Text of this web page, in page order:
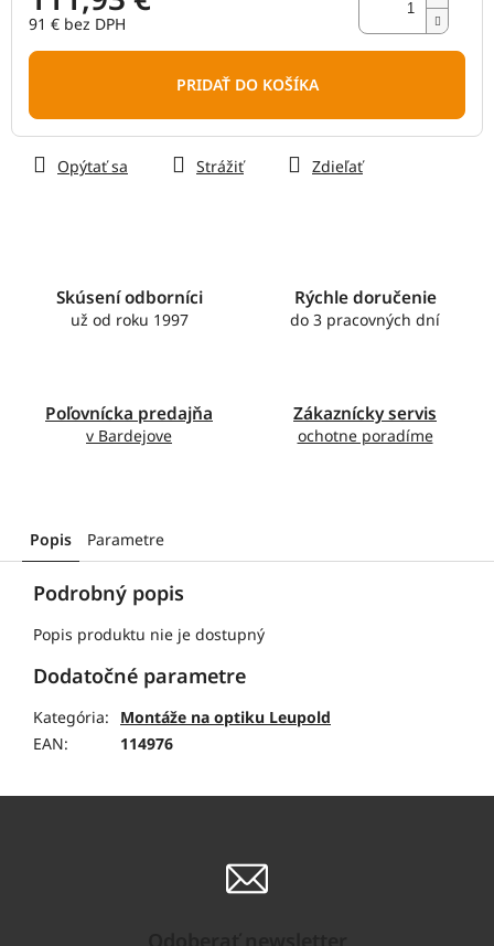
91 € bez DPH
Jednotková
PRIDAŤ DO KOŠÍKA
Opýtať sa Strážiť Zdieľať
Skúsení odborníci
už od roku 1997
Rýchle doručenie
do 3 pracovných dní
Poľovnícka predajňa
v Bardejove
Zákaznícky servis
ochotne poradíme
Popis Parametre
Podrobný popis
Popis produktu nie je dostupný
Dodatočné parametre
Kategória:
Montáže na optiku Leupold
EAN: 114976